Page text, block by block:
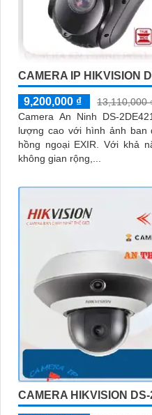
CAMERA IP HIKVISION
9,200,000 ₫
13,110,000
Camera An Ninh DS-
lượng cao với hình ảnh ban
hồng ngoại EXIR. Với khả năng lắp đặt trong những vị trí
không gian rộng,...
CAMERA HIKVISION